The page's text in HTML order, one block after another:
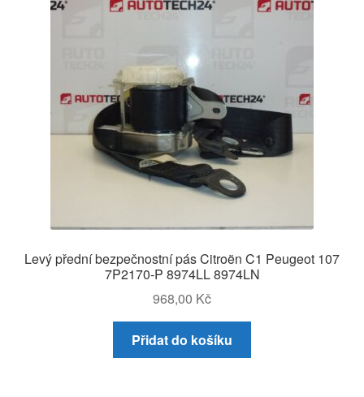
Levý přední bezpečnostní pás Citroën C1 Peugeot 107
7P2170-P 8974LL 8974LN
968,00 Kč
Přidat do košíku